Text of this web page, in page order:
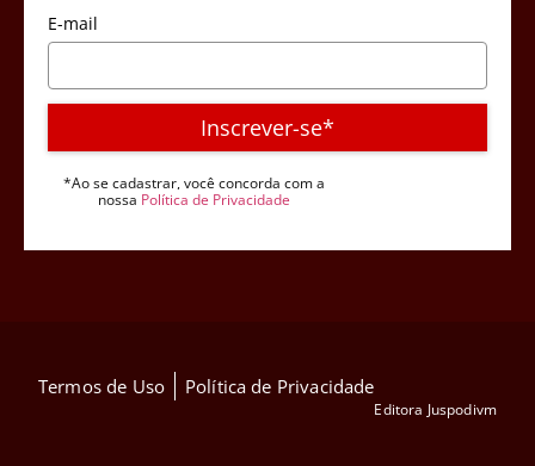
E-mail
Inscrever-se*
*Ao se cadastrar, você concorda com a
nossa Política de Privacidade
Termos de Uso Política de Privacidade
Editora Juspodivm